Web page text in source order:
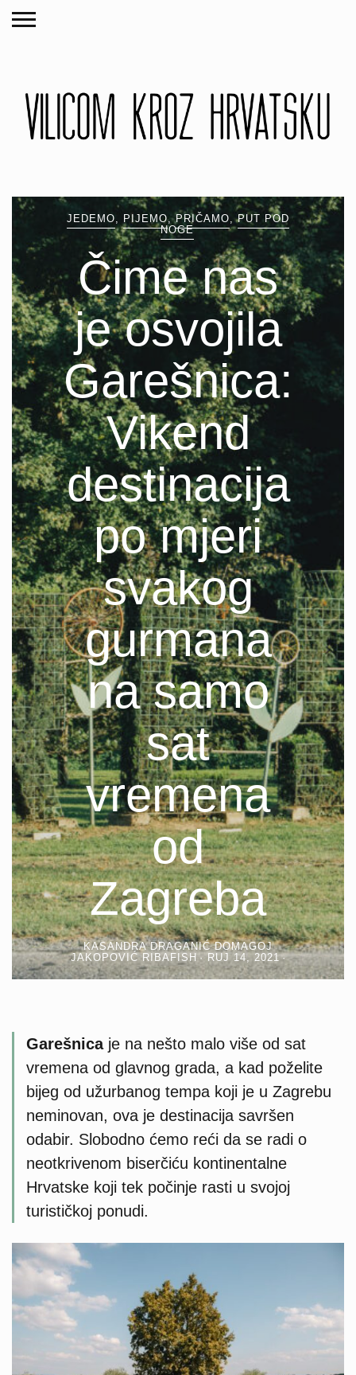
JEDEMO PIJEMO,PRIČAMO ,PUT POD
NOGE
Čime nas
je osvojila
Garešnica:
Vikend
destinacija
po mjeri
svakog
gurmana
na samo
sat
vremena
od
Zagreba
KASANDRA DRAGANIĆ DOMAGOJ
JAKOPOVIĆ RIBAFISH
RUJ 14, 2021
Garešnicaje na nešto malo više od sat
vremena od glavnog grada, a kad poželite
bijeg od užurbanog tempa koji je u Zagrebu
neminovan, ova je destinacija savršen
odabir. Slobodno ćemo reći da se radi o
neotkrivenom biserčiću kontinentalne
Hrvatske koji tek počinje rasti u svojoj
turističkoj ponudi.